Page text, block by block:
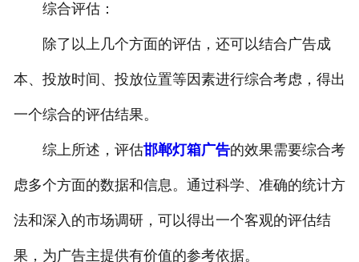
综合评估：
除了以上几个方面的评估，还可以结合广告成
本、投放时间、投放位置等因素进行综合考虑，得出
一个综合的评估结果。
综上所述，评估邯郸灯箱广告的效果需要综合考
虑多个方面的数据和信息。通过科学、准确的统计方
法和深入的市场调研，可以得出一个客观的评估结
果，为广告主提供有价值的参考依据。